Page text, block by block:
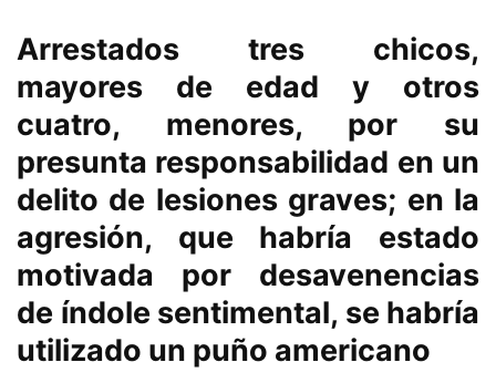
Arrestados tres chicos,
mayores de edad y otros
cuatro, menores, por su
presunta responsabilidad en un
delito de lesiones graves; en la
agresión, que habría estado
motivada por desavenencias
de índole sentimental, se habría
utilizado un puño americano